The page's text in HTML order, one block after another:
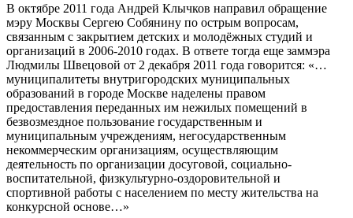
В октябре 2011 года Андрей Клычков направил обращение
мэру Москвы Сергею Собянину по острым вопросам,
связанным с закрытием детских и молодёжных студий и
организаций в 2006-2010 годах. В ответе тогда еще заммэра
Людмилы Швецовой от 2 декабря 2011 года говорится: «…
муниципалитеты внутригородских муниципальных
образований в городе Москве наделены правом
предоставления переданных им нежилых помещений в
безвозмездное пользование государственным и
муниципальным учреждениям, негосударственным
некоммерческим организациям, осуществляющим
деятельность по организации досуговой, социально-
воспитательной, физкультурно-оздоровительной и
спортивной работы с населением по месту жительства на
конкурсной основе…»